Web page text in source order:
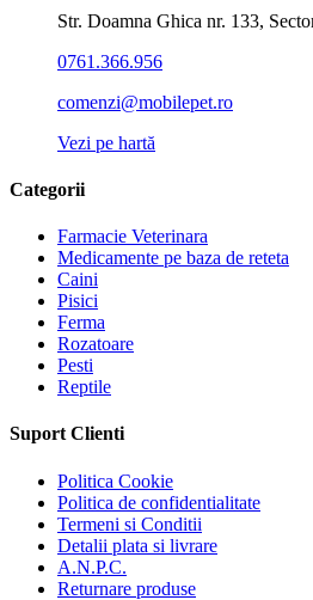
Str. Doamna Ghica nr. 133,
0761.366.956
comenzi@mobilepet.ro
Vezi pe hartă
Categorii
Farmacie Veterinara
Medicamente pe baza de reteta
Caini
Pisici
Ferma
Rozatoare
Pesti
Reptile
Suport Clienti
Politica Cookie
Politica de confidentialitate
Termeni si Conditii
Detalii plata si livrare
A.N.P.C.
Returnare produse